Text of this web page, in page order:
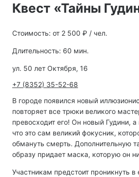
Квест «Тайны
Стоимость: от 2 500 ₽ / чел.
Длительность: 60 мин.
ул. 50 лет Октября, 16
+7 (8352) 35-52-68
В городе появился новый
повторяет все трюки великого
превосходит его! Он новый Гудини,
что это сам великий фокусник,
обмануть смерть. Дополнительную
образу придает маска, которую он
Участникам предстоит проникнуть в